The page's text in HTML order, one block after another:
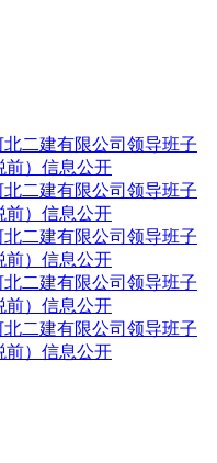
二建有限公司领导班子
前）信息公开
二建有限公司领导班子
前）信息公开
二建有限公司领导班子
前）信息公开
二建有限公司领导班子
前）信息公开
二建有限公司领导班子
前）信息公开